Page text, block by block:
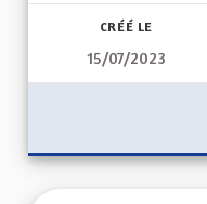
CRÉÉ LE
15/07/2023